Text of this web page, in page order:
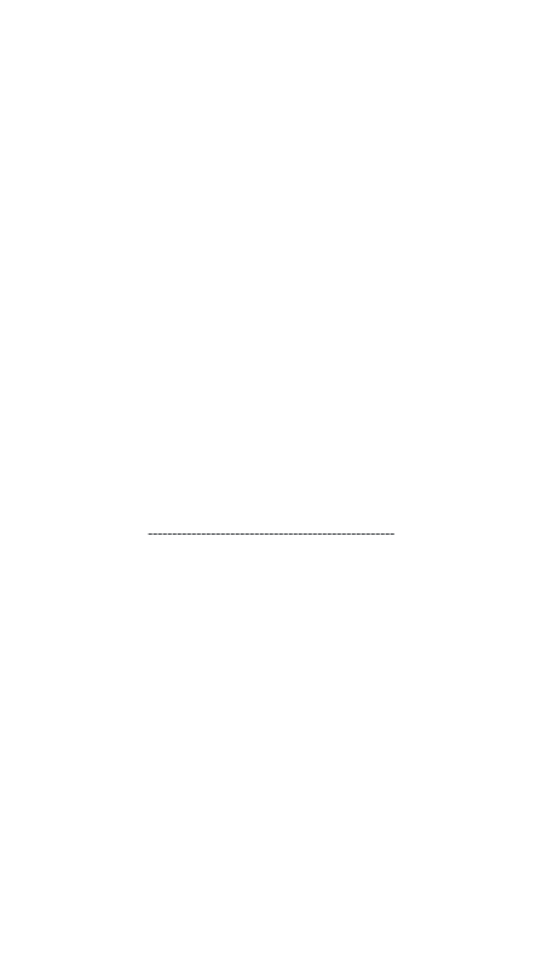
---------------------------------------------------